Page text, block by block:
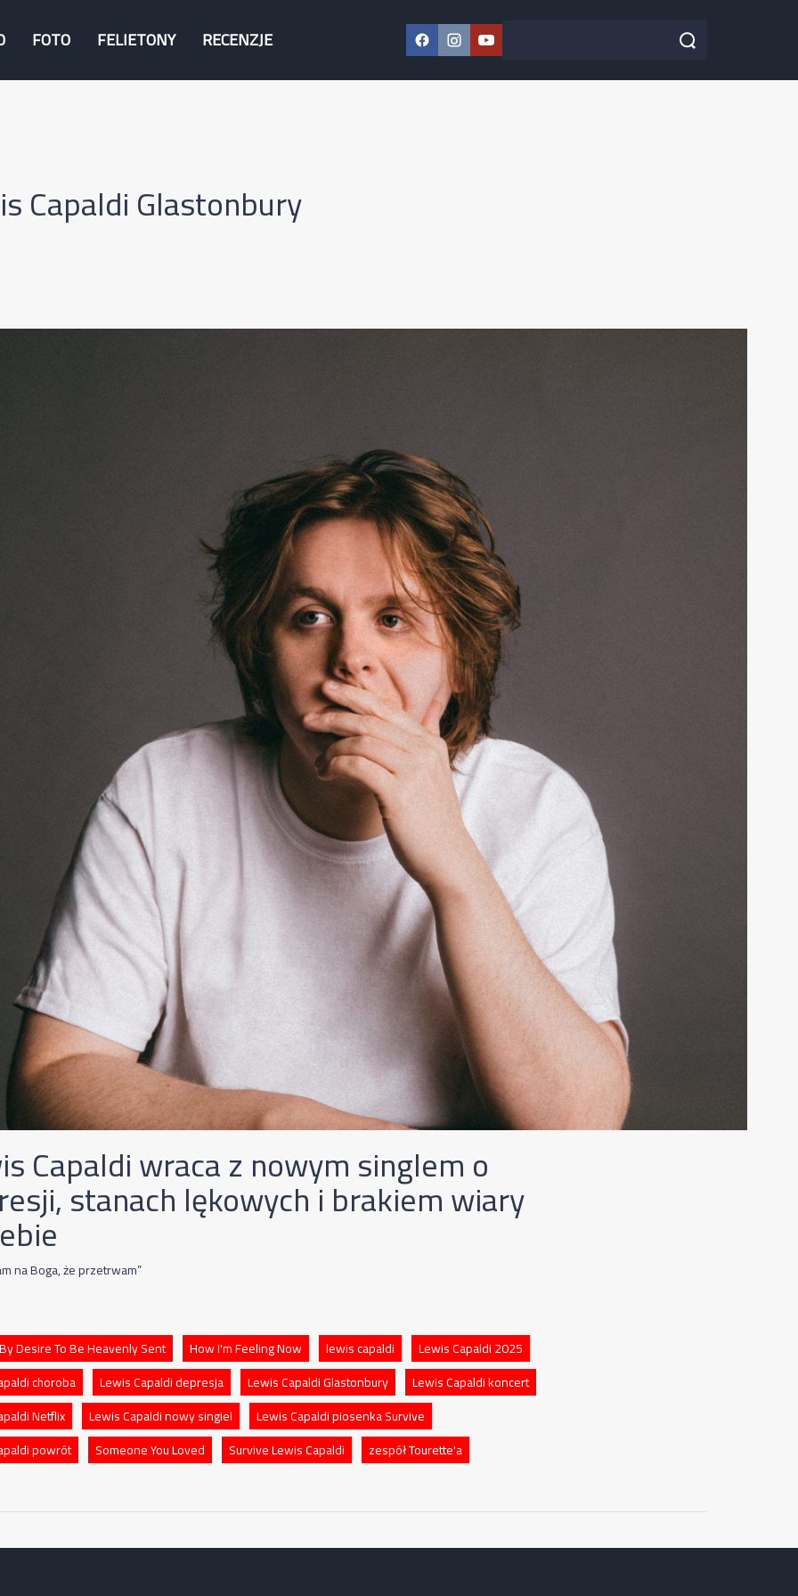
FOTO FELIETONY RECENZJE Facebook
Instagram
YouTube
Szukaj w serwisie Szukaj
Capaldi Glastonbury
Capaldi wraca z nowym singlem o
stanach lękowych i brakiem wiary
na Boga, że przetrwam”
Desire To Be Heavenly Sent How I'm Feeling Now lewis capaldi
Lewis Capaldi 2025
choroba
Lewis Capaldi depresja Lewis Capaldi Glastonbury
Lewis Capaldi koncert
Netflix
Lewis Capaldi nowy singiel
Lewis Capaldi piosenka Survive
powrót
Someone You Loved Survive Lewis Capaldi zespół Tourette'a